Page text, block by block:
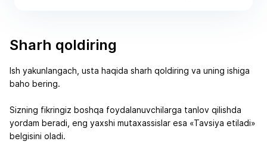
Sharh qoldiring
Ish yakunlangach, usta haqida sharh qoldiring va uning ishiga
baho bering.
Sizning fikringiz boshqa foydalanuvchilarga tanlov qilishda
yordam beradi, eng yaxshi mutaxassislar esa «Tavsiya etiladi»
belgisini oladi.